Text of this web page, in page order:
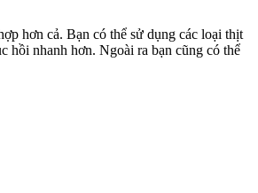
hơn cả. Bạn có thể sử dụng các loại thịt
hồi nhanh hơn. Ngoài ra bạn cũng có thể